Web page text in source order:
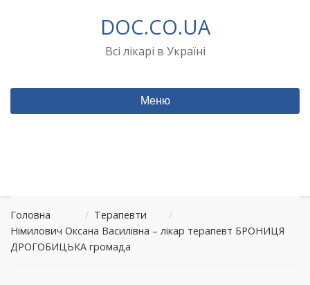
DOC.CO.UA
Всі лікарі в Україні
Меню
Головна / Терапевти
/
Німилович Оксана Василівна – лікар терапевт БРОНИЦЯ
ДРОГОБИЦЬКА громада